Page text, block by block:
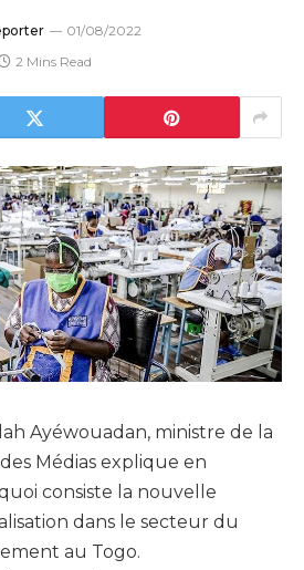
01/08/2022
2 Mins Read
Ayéwouadan, ministre de la
Médias explique en
consiste la nouvelle
dans le secteur du
au Togo.